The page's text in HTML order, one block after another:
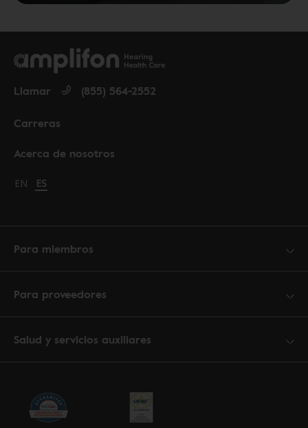
Acerca de nosotros
Carreras
Llamar (855) 564-2552
Change language to English
EN Cambiar idioma a español
ES
Para miembros
Para proveedores
Salud y servicios auxiliares